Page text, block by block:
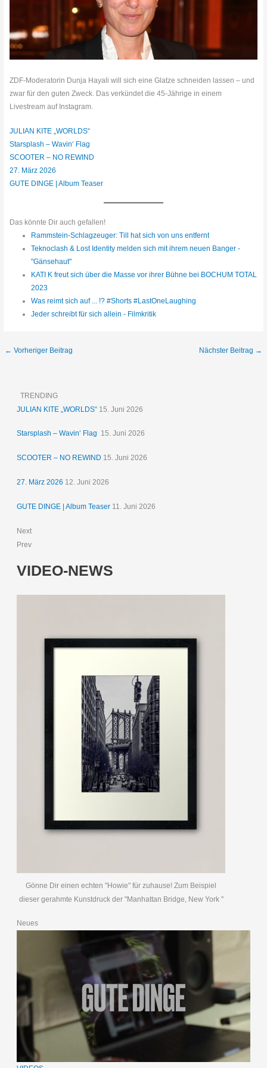
ZDF-Moderatorin Dunja Hayali will sich eine Glatze schneiden lassen – und
zwar für den guten Zweck. Das verkündet die 45-Jährige in einem
Livestream auf Instagram.
JULIAN KITE „WORLDS“
Starsplash – Wavin‘ Flag
SCOOTER – NO REWIND
27. März 2026
GUTE DINGE | Album Teaser
Das könnte Dir auch gefallen!
Rammstein-Schlagzeuger: Till hat sich von uns entfernt
Teknoclash & Lost Identity melden sich mit ihrem neuen Banger -
"Gänsehaut"
KATI K freut sich über die Masse vor ihrer Bühne bei BOCHUM TOTAL
2023
Was reimt sich auf ... !? #Shorts #LastOneLaughing
Jeder schreibt für sich allein - Filmkritik
← Vorheriger Beitrag Nächster Beitrag →
TRENDING
JULIAN KITE „WORLDS“ 15. Juni 2026
Starsplash – Wavin‘ Flag 15. Juni 2026
SCOOTER – NO REWIND 15. Juni 2026
27. März 2026 12. Juni 2026
GUTE DINGE | Album Teaser 11. Juni 2026
Next
Prev
VIDEO-NEWS
Gönne Dir einen echten "Howie" für zuhause! Zum Beispiel
dieser gerahmte Kunstdruck der "Manhattan Bridge, New York "
Neues